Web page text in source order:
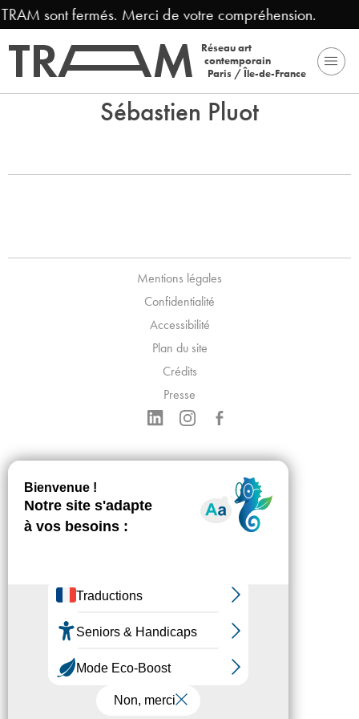
sont fermés. Merci de votre compréhension.
Réseau art
contemporain
Paris / Île-de-France
Sébastien Pluot
Mentions légales
Confidentialité
Accessibilité
Plan du site
Crédits
Presse